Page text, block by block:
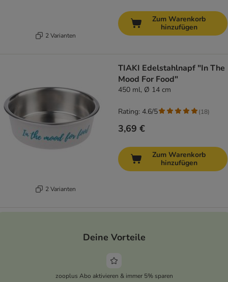
2 Varianten
Zum Warenkorb
hinzufügen
2 Varianten
TIAKI Edelstahlnapf "In The
Mood For Food"
450 ml, Ø 14 cm
3,69 €
Rating: 4.6/5 (18)
Zum Warenkorb
hinzufügen
Deine Vorteile
zooplus Abo aktivieren & immer 5% sparen